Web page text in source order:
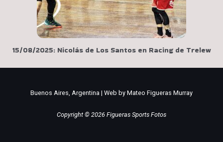
15/08/2025: Nicolás de Los Santos en Racing de Trelew
Buenos Aires, Argentina | Web by Mateo Figueras Murray
Copyright © 2026 Figueras Sports Fotos